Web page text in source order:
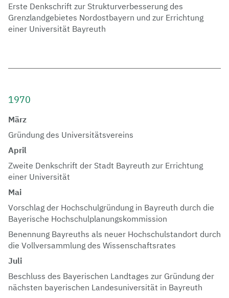
Erste Denkschrift zur Strukturverbesserung des
Grenzlandgebietes Nordostbayern und zur Errichtung
einer Universität Bayreuth
1970
März
Gründung des Universitätsvereins
April
Zweite Denkschrift der Stadt Bayreuth zur Errichtung
einer Universität
Mai
Vorschlag der Hochschulgründung in Bayreuth durch die
Bayerische Hochschulplanungskommission
Benennung Bayreuths als neuer Hochschulstandort durch
die Vollversammlung des Wissenschaftsrates
Juli
Beschluss des Bayerischen Landtages zur Gründung der
nächsten bayerischen Landesuniversität in Bayreuth